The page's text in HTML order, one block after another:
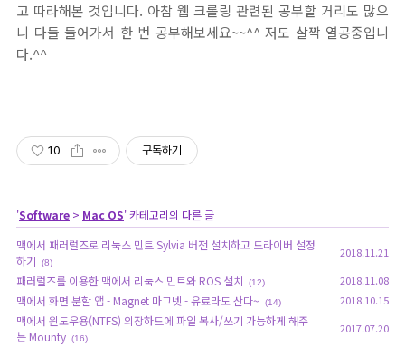
고 따라해본 것입니다. 아참 웹 크롤링 관련된 공부할 거리도 많으
니 다들 들어가서 한 번 공부해보세요~~^^ 저도 살짝 열공중입니
다.^^
10 구독하기
'Software > Mac OS' 카테고리의 다른 글
맥에서 패러럴즈로 리눅스 민트 Sylvia 버전 설치하고 드라이버 설정
하기
(8)
2018.11.21
패러럴즈를 이용한 맥에서 리눅스 민트와 ROS 설치 (12) 2018.11.08
맥에서 화면 분할 앱 - Magnet 마그넷 - 유료라도 산다~ (14) 2018.10.15
맥에서 윈도우용(NTFS) 외장하드에 파일 복사/쓰기 가능하게 해주
는 Mounty (16)
2017.07.20